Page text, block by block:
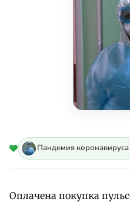
Пандемия коронавируса
Оплачена покупка